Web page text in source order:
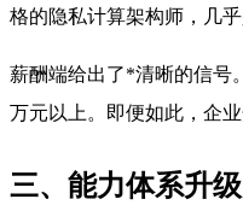
格的隐私计算架构师，几
薪酬端给出了*清晰的信号
万元以上 。即便如此，企
三、能力体系升